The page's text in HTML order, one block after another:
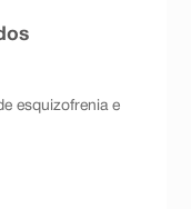
esquizofrenia e